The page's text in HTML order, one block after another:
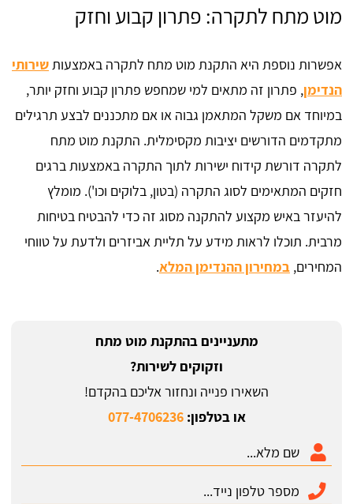
מוט מתח לתקרה: פתרון קבוע וחזק
אפשרות נוספת היא התקנת מוט מתח לתקרה באמצעותשירותי
הנדימן, פתרון זה מתאים למי שמחפש פתרון קבוע וחזק יותר,
במיוחד אם משקל המתאמן גבוה או אם מתכננים לבצע תרגילים
מתקדמים הדורשים יציבות מקסימלית. התקנת מוט מתח
לתקרה דורשת קידוח ישירות לתוך התקרה באמצעות ברגים
חזקים המתאימים לסוג התקרה (בטון, בלוקים וכו'). מומלץ
להיעזר באיש מקצוע להתקנה מסוג זה כדי להבטיח בטיחות
מרבית. תוכלו לראות מידע על תליית אביזרים ולדעת על טווחי
המחירים, במחירון ההנדימן המלא.
מתעניינים בהתקנת מוט מתח
וזקוקים לשירות?
השאירו פנייה ונחזור אליכם בהקדם!
או בטלפון:077-4706236